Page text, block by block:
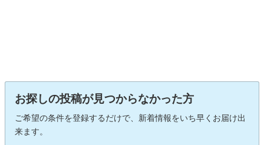
お探しの投稿が見つからなかった方
ご希望の条件を登録するだけで、新着情報をいち早くお届け出
来ます。